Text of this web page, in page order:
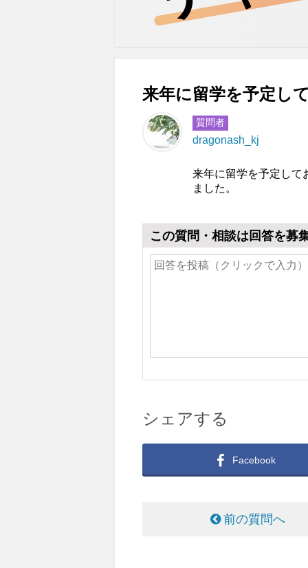
来年に留学を予定し
質問者
dragonash_kj
来年に留学を予定して
ました。
この質問・相談は回答を募
シェアする
Facebook
前の質問へ